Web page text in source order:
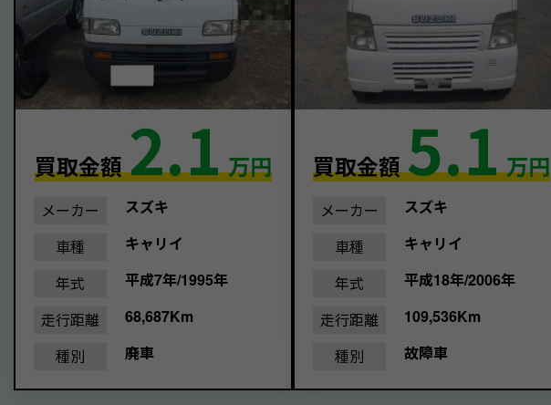
買取金額2.1 万円
メーカー
スズキ
車種
キャリイ
年式
平成7年/1995年
走行距離
68,687Km
種別
廃車
買取金額5.1 万円
メーカー
スズキ
車種
キャリイ
年式
平成18年/2006年
走行距離
109,536Km
種別
故障車